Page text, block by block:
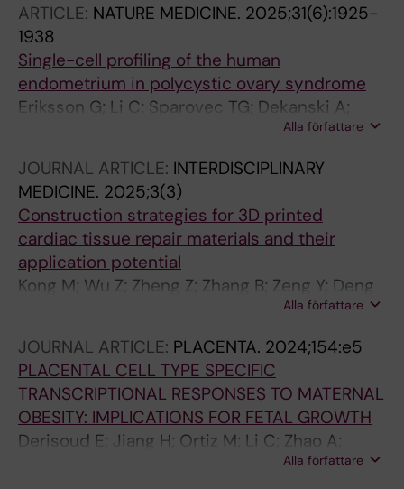
ARTICLE: NATURE MEDICINE. 2025;31(6):1925-
1938
Single-cell profiling of the human
endometrium in polycystic ovary syndrome
Eriksson G; Li C; Sparovec TG; Dekanski A;
Torstensson S; Risal S; Ohlsson C; Hirschberg
Alla författare
JOURNAL ARTICLE: INTERDISCIPLINARY
MEDICINE. 2025;3(3)
Construction strategies for 3D printed
cardiac tissue repair materials and their
application potential
Kong M; Wu Z; Zheng Z; Zhang B; Zeng Y; Deng
H; Feng D; Zhang W; Li C; Fu X; Wang LAlla författare
JOURNAL ARTICLE: PLACENTA. 2024;154:e5
PLACENTAL CELL TYPE SPECIFIC
TRANSCRIPTIONAL RESPONSES TO MATERNAL
OBESITY: IMPLICATIONS FOR FETAL GROWTH
Derisoud E; Jiang H; Ortiz M; Li C; Zhao A;
Maliqueo MA; Stener-Victorin E; Deng Q
Alla författare